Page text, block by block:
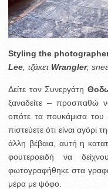
Styling the
Lee , τζάκετ Wrangler,
Δείτε τον Συνεργάτη
ξαναδείτε – προσπαθώ
οπότε τα πουκάμισα
πιστεύετε ότι είναι
άλλη βέβαια, αυτή η
φουτεροειδή να
φωτογραφήθηκε στα
μέρα με ψόφο.